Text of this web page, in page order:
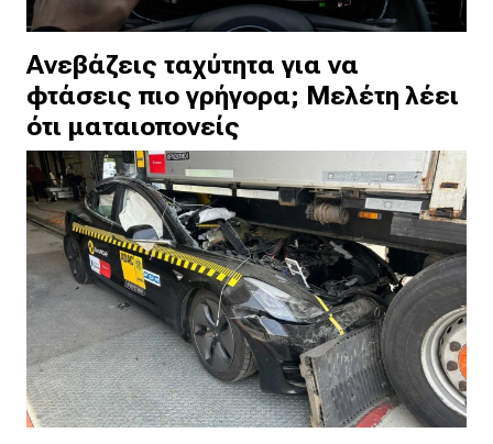
Ανεβάζεις ταχύτητα για να
φτάσεις πιο γρήγορα; Μελέτη λέει
ότι ματαιοπονείς